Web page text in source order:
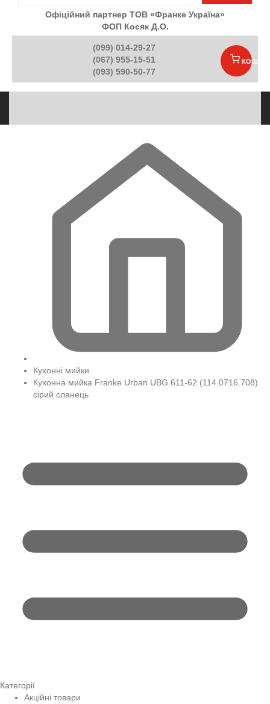
Офіційний партнер ТОВ «Франке Україна»
ФОП Косяк Д.О.
(099) 014-29-27
(067) 955-15-51
(093) 590-50-77
КОШИК
Кухонні мийки
Кухонна мийка Franke Urban UBG 611-62 (114.0716.708)
сірий сланець
Категорії
Акційні товари